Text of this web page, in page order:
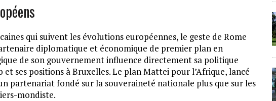
qui suivent les évolutions européennes, le geste de Rome
diplomatique et économique de premier plan en
de son gouvernement influence directement sa politique
ses positions à Bruxelles. Le plan Mattei pour l’Afrique, lancé
partenariat fondé sur la souveraineté nationale plus que sur les
mondiste.